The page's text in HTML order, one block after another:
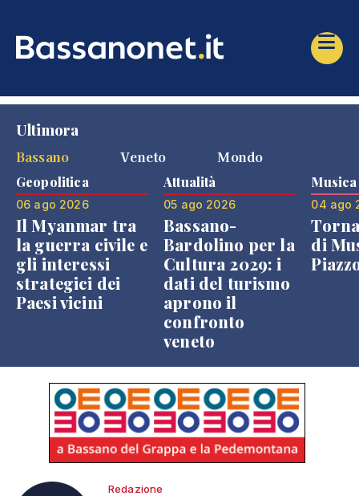
Ultimora
Bassano
Veneto Mondo
Geopolitica
06 ago 2026
Il Myanmar tra
la guerra civile e
gli interessi
strategici dei
Paesi vicini
Attualità
05 ago 2026
Bassano-
Bardolino per la
Cultura 2029: i
dati del turismo
aprono il
confronto
veneto
Musica
04 ago
di
Redazione